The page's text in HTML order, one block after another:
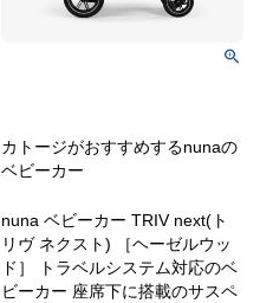
カトージがおすすめするnunaの
ベビーカー
nuna ベビーカー TRIV next(ト
リヴ ネクスト) ［ヘーゼルウッ
ド］ トラベルシステム対応のベ
ビーカー 座席下に搭載のサスペ